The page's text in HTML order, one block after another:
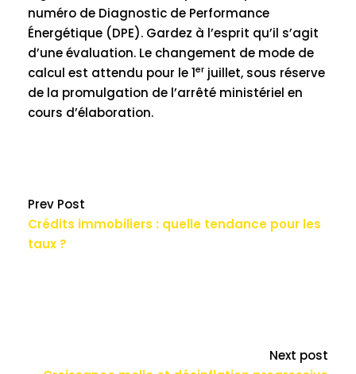
numéro de Diagnostic de Performance
Énergétique (DPE). Gardez à l’esprit qu’il s’agit
d’une évaluation. Le changement de mode de
calcul est attendu pour le 1er juillet, sous réserve
de la promulgation de l’arrêté ministériel en
cours d’élaboration.
Prev Post
Crédits immobiliers : quelle tendance pour les
taux ?
Next post